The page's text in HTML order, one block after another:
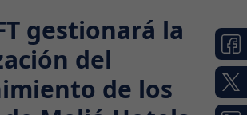
gestionará la
del
de los